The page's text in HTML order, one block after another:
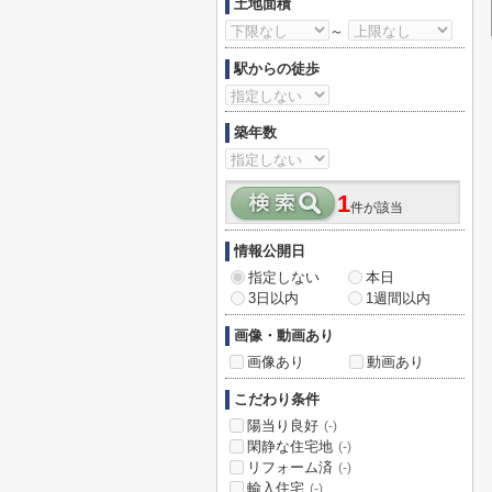
土地面積
～
駅からの徒歩
築年数
1件が該当
情報公開日
指定しない
本日
3日以内
1週間以内
画像・動画あり
画像あり
動画あり
こだわり条件
陽当り良好 (-)
閑静な住宅地 (-)
リフォーム済 (-)
輸入住宅 (-)